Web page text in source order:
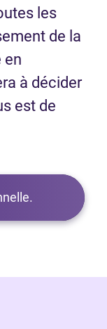
les
de la
en
à décider
est de